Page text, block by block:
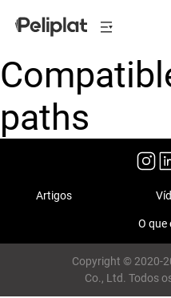
paths
Artigos
O que
Copyright © 2020-
Co., Ltd. Todos